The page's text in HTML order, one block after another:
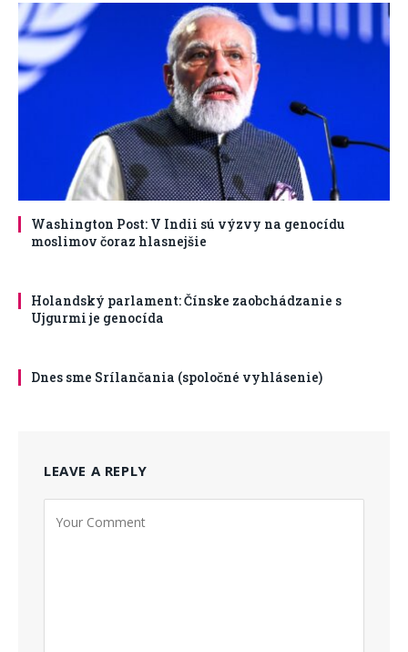
Washington Post: V Indii sú výzvy na genocídu
moslimov čoraz hlasnejšie
Holandský parlament: Čínske zaobchádzanie s
Ujgurmi je genocída
Dnes sme Srílančania (spoločné vyhlásenie)
LEAVE A REPLY